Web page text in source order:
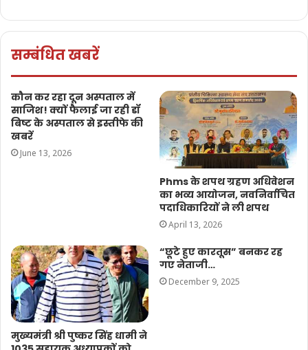
सम्बंधित खबरें
कौन कर रहा दून अस्पताल में
साजिश! क्यों फैलाई जा रही डॉ
बिष्ट के अस्पताल से इस्तीफे की
खबरें
June 13, 2026
Phms के शपथ ग्रहण अधिवेशन
का भव्य आयोजन, नवनिर्वाचित
पदाधिकारियों ने ली शपथ
April 13, 2026
मुख्यमंत्री श्री पुष्कर सिंह धामी ने
“छूटे हुए कारतूस” बनकर रह
गए नेताजी…
December 9, 2025